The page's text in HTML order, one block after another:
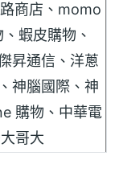
商店、momo
蝦皮購物、
昇通信、洋蔥
神腦國際、神
購物、中華電
哥大